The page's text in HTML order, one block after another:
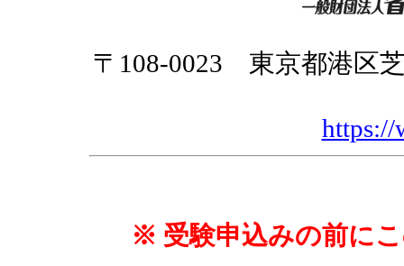
〒108-0023 東京都港区
https://
※ 受験申込みの前に